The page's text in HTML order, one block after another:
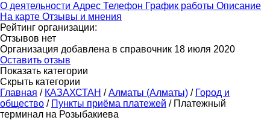
О деятельности Адрес Телефон График работы Описание
На карте Отзывы и мнения
Рейтинг организации:
Отзывов нет
Организация добавлена в справочник 18 июля 2020
Оставить отзыв
Показать категории
Скрыть категории
Главная / КАЗАХСТАН / Алматы (Алматы) / Город и
общество / Пункты приёма платежей / Платежный
терминал на Розыбакиева